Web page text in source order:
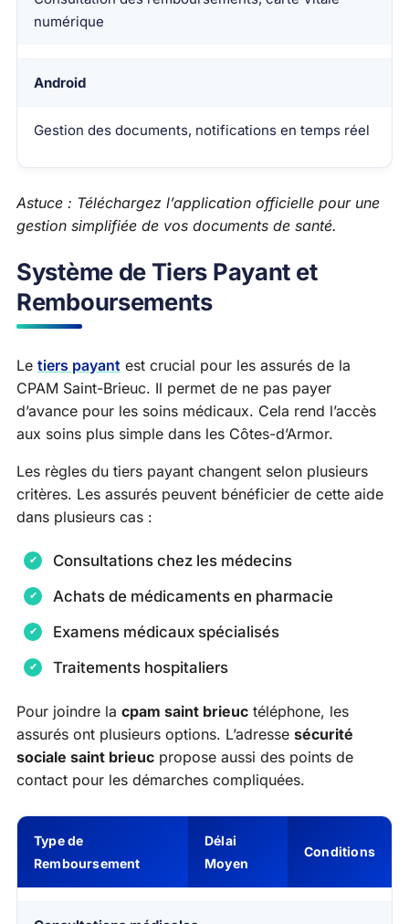
numérique
Android
Gestion des documents, notifications en temps réel
Astuce : Téléchargez l’application officielle pour une
gestion simplifiée de vos documents de santé.
Système de Tiers Payant et
Remboursements
Le tiers payant est crucial pour les assurés de la
CPAM Saint-Brieuc. Il permet de ne pas payer
d’avance pour les soins médicaux. Cela rend l’accès
aux soins plus simple dans les Côtes-d’Armor.
Les règles du tiers payant changent selon plusieurs
critères. Les assurés peuvent bénéficier de cette aide
dans plusieurs cas :
Consultations chez les médecins
Achats de médicaments en pharmacie
Examens médicaux spécialisés
Traitements hospitaliers
Pour joindre la cpam saint brieuc téléphone, les
assurés ont plusieurs options. L’adresse sécurité
sociale saint brieuc propose aussi des points de
contact pour les démarches compliquées.
Type de
Remboursement
Délai
Moyen
Conditions